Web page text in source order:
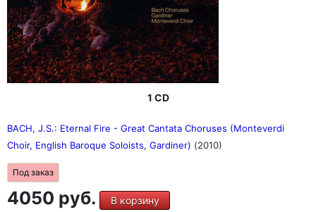
1 CD
BACH, J.S.: Eternal Fire - Great Cantata Choruses (Monteverdi
Choir, English Baroque Soloists, Gardiner) (2010)
Под заказ
4050 руб. В корзину